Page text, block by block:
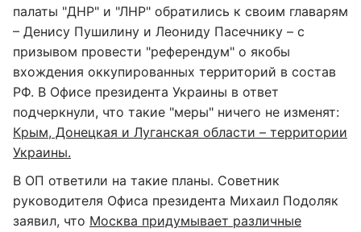
палаты "ДНР" и "ЛНР" обратились к своим главарям
– Денису Пушилину и Леониду Пасечнику – с
призывом провести "референдум" о якобы
вхождения оккупированных территорий в состав
РФ. В Офисе президента Украины в ответ
подчеркнули, что такие "меры" ничего не изменят:
Крым, Донецкая и Луганская области – территории
Украины.
В ОП ответили на такие планы. Советник
руководителя Офиса президента Михаил Подоляк
заявил, что Москва придумывает различные